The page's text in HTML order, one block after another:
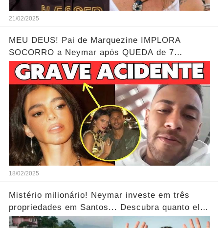
21/02/2025
MEU DEUS! Pai de Marquezine IMPLORA
SOCORRO a Neymar após QUEDA de 7
METROS da filha!?
18/02/2025
Mistério milionário! Neymar investe em três
propriedades em Santos... Descubra quanto ele
pagou! Ver mais